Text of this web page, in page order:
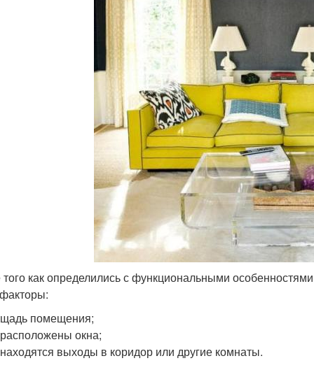
как определились с функциональными
помещения;
расположены окна;
находятся выходы в коридор или другие комнаты.